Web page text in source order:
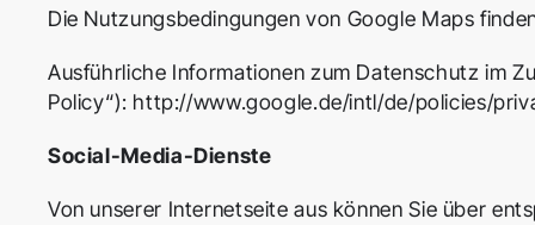
Die Nutzungsbedingungen von Google Maps
Ausführliche Informationen zum Datenschutz im
Policy“): http://www.google.de/intl/de/policies/
Social-Media-Dienste
Von unserer Internetseite aus können Sie über